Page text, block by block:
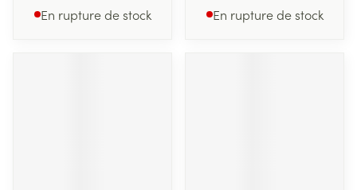
En rupture de stock En rupture de stock